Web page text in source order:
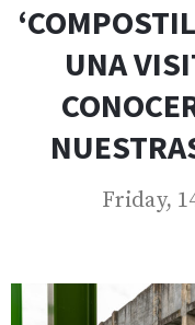
UNA
Friday,